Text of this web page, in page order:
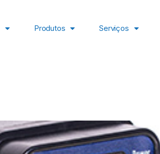
Produtos Serviços